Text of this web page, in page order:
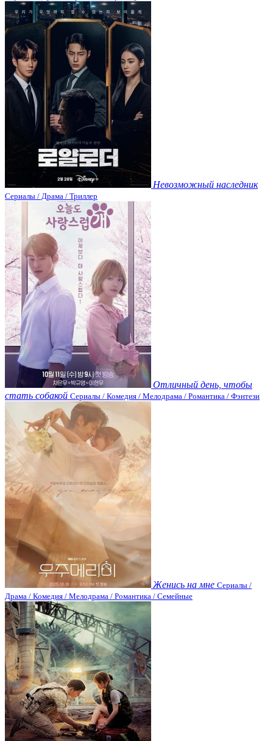
Невозможный наследник
Сериалы / Драма / Триллер
Отличный день, чтобы
стать собакой Сериалы / Комедия / Мелодрама / Романтика / Фэнтези
Женись на мне Сериалы /
Драма / Комедия / Мелодрама / Романтика / Семейные